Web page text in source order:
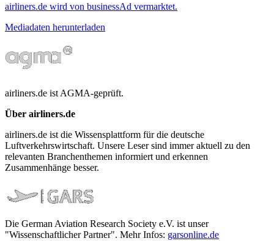
airliners.de wird von businessAd vermarktet.
Mediadaten herunterladen
airliners.de ist AGMA-geprüft.
Über airliners.de
airliners.de ist die Wissensplattform für die deutsche
Luftverkehrswirtschaft. Unsere Leser sind immer aktuell zu den
relevanten Branchenthemen informiert und erkennen
Zusammenhänge besser.
Die German Aviation Research Society e.V. ist unser
"Wissenschaftlicher Partner". Mehr Infos: garsonline.de